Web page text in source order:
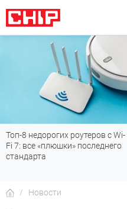
Топ-8 недорогих роутеров с Wi-
Fi 7: все «плюшки» последнего
стандарта
Новости